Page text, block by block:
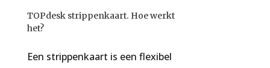
TOPdesk strippenkaart. Hoe werkt
het?
Een strippenkaart is een flexibel